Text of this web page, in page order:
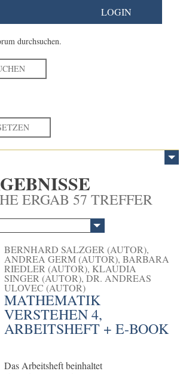
LOGIN
durchsuchen.
ERGAB 57 TREFFER
BERNHARD SALZGER (AUTOR),
ANDREA GERM (AUTOR), BARBARA
RIEDLER (AUTOR), KLAUDIA
SINGER (AUTOR), DR. ANDREAS
ULOVEC (AUTOR)
MATHEMATIK
VERSTEHEN 4,
ARBEITSHEFT + E-BOOK
Das Arbeitsheft beinhaltet